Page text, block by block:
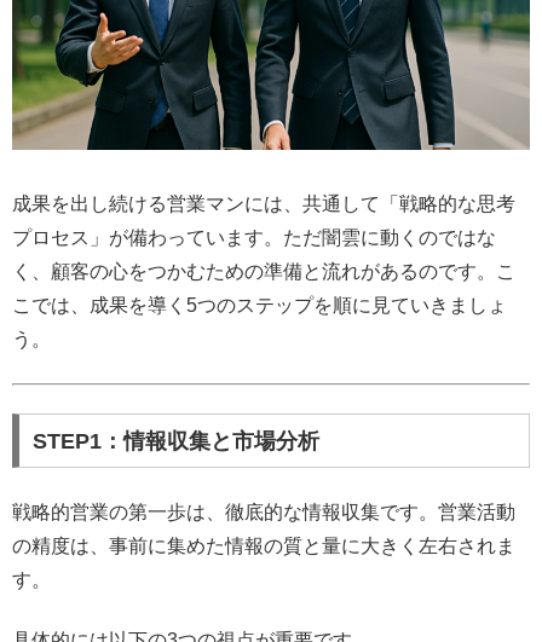
成果を出し続ける営業マンには、共通して「戦略的な思考
プロセス」が備わっています。ただ闇雲に動くのではな
く、顧客の心をつかむための準備と流れがあるのです。こ
こでは、成果を導く5つのステップを順に見ていきましょ
う。
STEP1：情報収集と市場分析
戦略的営業の第一歩は、徹底的な情報収集です。営業活動
の精度は、事前に集めた情報の質と量に大きく左右されま
す。